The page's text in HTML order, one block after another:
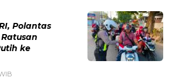
Polantas
ke